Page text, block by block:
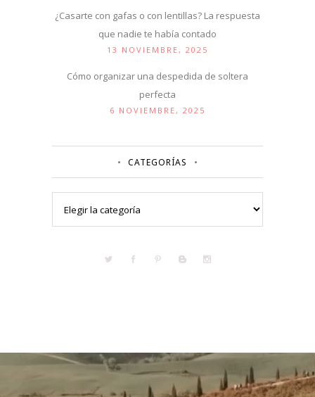
¿Casarte con gafas o con lentillas? La respuesta
que nadie te había contado
13 NOVIEMBRE, 2025
Cómo organizar una despedida de soltera
perfecta
6 NOVIEMBRE, 2025
CATEGORÍAS